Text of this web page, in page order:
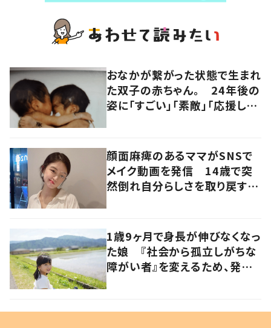
おなかが繋がった状態で生まれ
た双子の赤ちゃん。 24年後の
姿に「すごい」「素敵」「応援して
顔面麻痺のあるママがSNSで
メイク動画を発信 14歳で突
然倒れ自分らしさを取り戻すま
1歳9ヶ月で身長が伸びなくなっ
た娘 『社会から孤立しがちな
障がい者』を変えるため、発信